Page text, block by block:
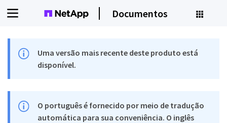
Documentos
Uma versão mais recente deste produto está
disponível.
O português é fornecido por meio de tradução
automática para sua conveniência. O inglês